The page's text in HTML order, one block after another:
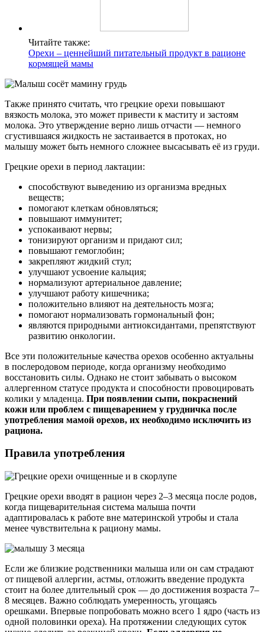
Читайте также:
Орехи – ценнейший питательный продукт в рационе
кормящей мамы
Также принято считать, что грецкие орехи повышают
вязкость молока, это может привести к маститу и застоям
молока. Это утверждение верно лишь отчасти — немного
сгустившаяся жидкость не застаивается в протоках, но
малышу может быть немного сложнее высасывать её из груди.
Грецкие орехи в период лактации:
способствуют выведению из организма вредных
веществ;
помогают клеткам обновляться;
повышают иммунитет;
успокаивают нервы;
тонизируют организм и придают сил;
повышают гемоглобин;
закрепляют жидкий стул;
улучшают усвоение кальция;
нормализуют артериальное давление;
улучшают работу кишечника;
положительно влияют на деятельность мозга;
помогают нормализовать гормональный фон;
являются природными антиоксидантами, препятствуют
развитию онкологии.
Все эти положительные качества орехов особенно актуальны
в послеродовом периоде, когда организму необходимо
восстановить силы. Однако не стоит забывать о высоком
аллергенном статусе продукта и способности провоцировать
колики у младенца. При появлении сыпи, покраснений
кожи или проблем с пищеварением у грудничка после
употребления мамой орехов, их необходимо исключить из
рациона.
Правила употребления
Грецкие орехи вводят в рацион через 2–3 месяца после родов,
когда пищеварительная система малыша почти
адаптировалась к работе вне материнской утробы и стала
менее чувствительна к рациону мамы.
Если же близкие родственники малыша или он сам страдают
от пищевой аллергии, астмы, отложить введение продукта
стоит на более длительный срок — до достижения возраста 7–
8 месяцев. Важно соблюдать умеренность, угощаясь
орешками. Впервые попробовать можно всего 1 ядро (часть из
одной половинки ореха). На протяжении следующих суток